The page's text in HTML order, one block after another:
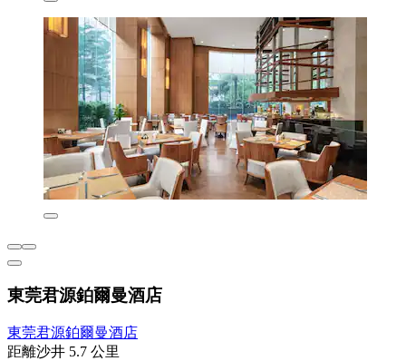
東莞君源鉑爾曼酒店
東莞君源鉑爾曼酒店
距離沙井 5.7 公里